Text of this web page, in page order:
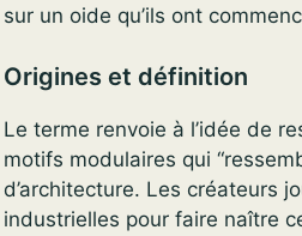
sur un oide qu’ils ont
Origines et définition
Le terme renvoie à l’idée de
motifs modulaires qui
d’architecture. Les créateurs
industrielles pour faire naître